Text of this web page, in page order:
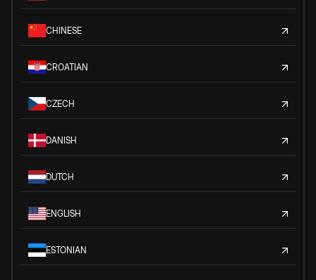
CHINESE
CROATIAN
CZECH
DANISH
DUTCH
ENGLISH
ESTONIAN